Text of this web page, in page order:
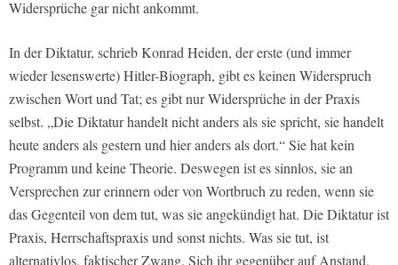
Widersprüche gar nicht ankommt.
In der Diktatur, schrieb Konrad Heiden, der erste (und immer
wieder lesenswerte) Hitler-Biograph, gibt es keinen Widerspruch
zwischen Wort und Tat; es gibt nur Widersprüche in der Praxis
selbst. „Die Diktatur handelt nicht anders als sie spricht, sie handelt
heute anders als gestern und hier anders als dort.“ Sie hat kein
Programm und keine Theorie. Deswegen ist es sinnlos, sie an
Versprechen zur erinnern oder von Wortbruch zu reden, wenn sie
das Gegenteil von dem tut, was sie angekündigt hat. Die Diktatur ist
Praxis, Herrschaftspraxis und sonst nichts. Was sie tut, ist
alternativlos, faktischer Zwang. Sich ihr gegenüber auf Anstand,